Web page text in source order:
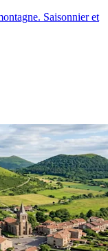
Saisonnier et